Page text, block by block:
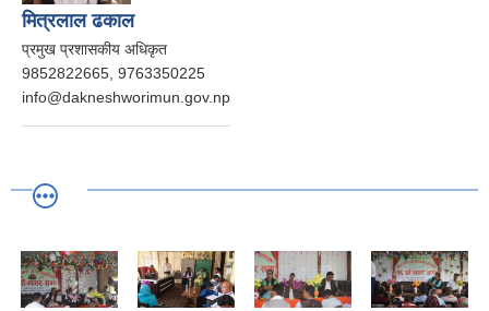
मित्रलाल ढकाल
प्रमुख प्रशासकीय अधिकृत
9852822665, 9763350225
info@dakneshworimun.gov.np